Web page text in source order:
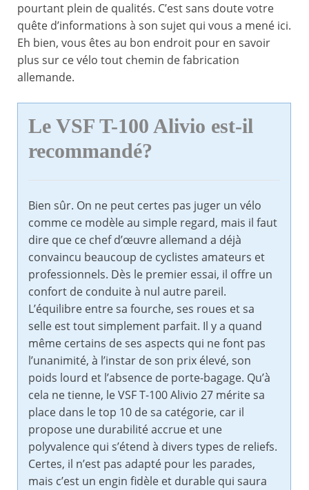
pourtant plein de qualités. C’est sans doute votre
quête d’informations à son sujet qui vous a mené ici.
Eh bien, vous êtes au bon endroit pour en savoir
plus sur ce vélo tout chemin de fabrication
allemande.
Le VSF T-100 Alivio est-il
recommandé?
Bien sûr. On ne peut certes pas juger un vélo
comme ce modèle au simple regard, mais il faut
dire que ce chef d’œuvre allemand a déjà
convaincu beaucoup de cyclistes amateurs et
professionnels. Dès le premier essai, il offre un
confort de conduite à nul autre pareil.
L’équilibre entre sa fourche, ses roues et sa
selle est tout simplement parfait. Il y a quand
même certains de ses aspects qui ne font pas
l’unanimité, à l’instar de son prix élevé, son
poids lourd et l’absence de porte-bagage. Qu’à
cela ne tienne, le VSF T-100 Alivio 27 mérite sa
place dans le top 10 de sa catégorie, car il
propose une durabilité accrue et une
polyvalence qui s’étend à divers types de reliefs.
Certes, il n’est pas adapté pour les parades,
mais c’est un engin fidèle et durable qui saura